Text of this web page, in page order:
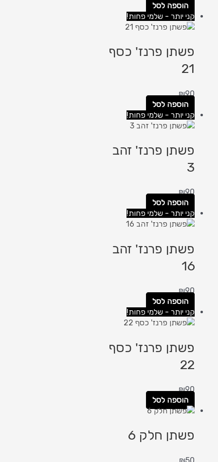
הוספה לסל
קני יותר - שלמי פחות!
פשתן פרנז' כסף
21
₪90
הוספה לסל
קני יותר - שלמי פחות!
פשתן פרנז' זהב
3
₪90
הוספה לסל
קני יותר - שלמי פחות!
פשתן פרנז' זהב
16
₪90
הוספה לסל
קני יותר - שלמי פחות!
פשתן פרנז' כסף
22
₪90
הוספה לסל
פשתן חלק 6